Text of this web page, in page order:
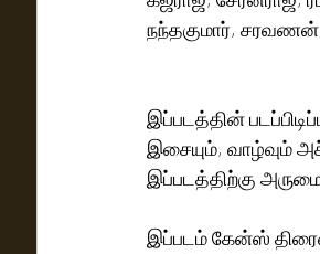
நந்தகுமார், சரவணன்
இப்படத்தின்
இசையும், வாழ்வும்
இப்படத்திற்கு
இப்படம் கேன்ஸ்